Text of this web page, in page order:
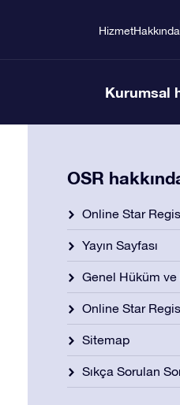
HizmetHakkında
Kurumsal
OSR
Online Star
Yayın Sayfası
Genel Hüküm
Online Star
Sitemap
Sıkça Sorulan